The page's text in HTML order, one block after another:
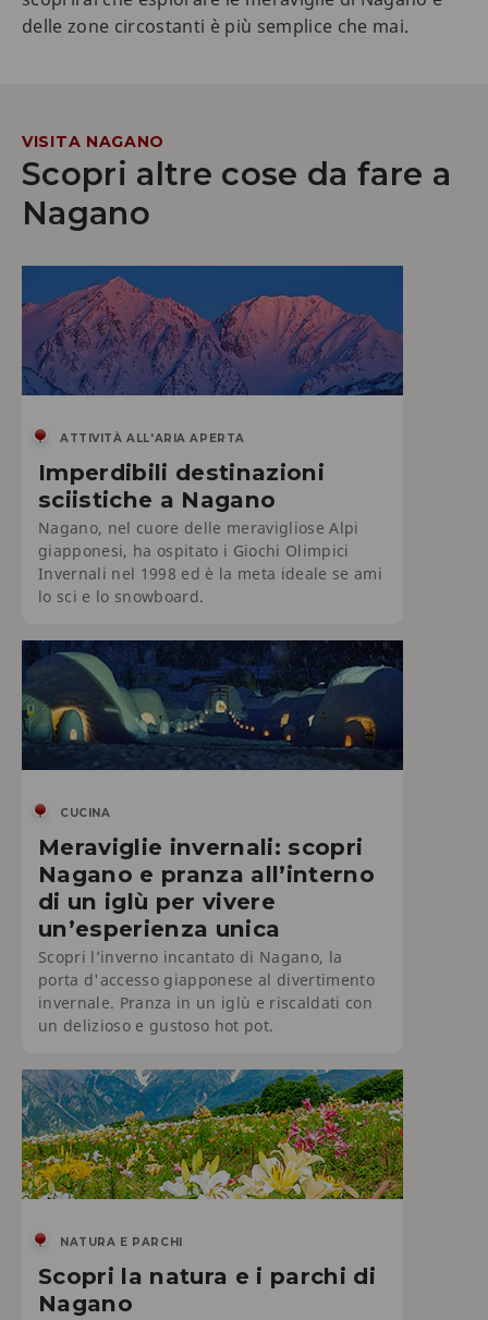
delle zone circostanti è più semplice che mai.
VISITA NAGANO
Scopri altre cose da fare a
Nagano
ATTIVITÀ ALL'ARIA APERTA
Imperdibili destinazioni
sciistiche a Nagano
Nagano, nel cuore delle meravigliose Alpi
giapponesi, ha ospitato i Giochi Olimpici
Invernali nel 1998 ed è la meta ideale se ami
lo sci e lo snowboard.
CUCINA
Meraviglie invernali: scopri
Nagano e pranza all’interno
di un iglù per vivere
un’esperienza unica
Scopri l’inverno incantato di Nagano, la
porta d'accesso giapponese al divertimento
invernale. Pranza in un iglù e riscaldati con
un delizioso e gustoso hot pot.
NATURA E PARCHI
Scopri la natura e i parchi di
Nagano